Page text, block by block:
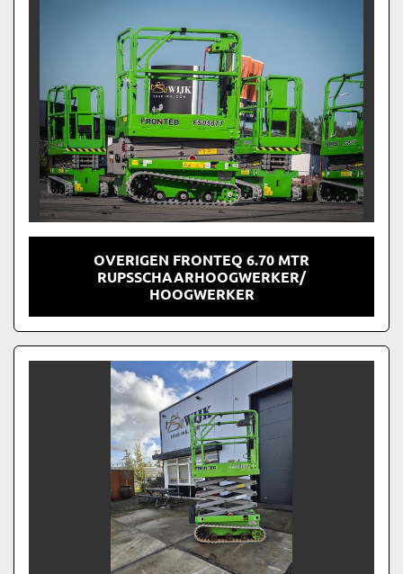
OVERIGEN FRONTEQ 6.70 MTR
RUPSSCHAARHOOGWERKER/
HOOGWERKER